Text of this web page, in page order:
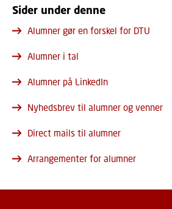
Sider under denne
Alumner gør en forskel for DTU
Alumner i tal
Alumner på LinkedIn
Nyhedsbrev til alumner og venner
Direct mails til alumner
Arrangementer for alumner